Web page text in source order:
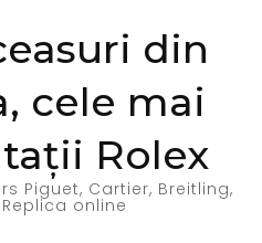
din
cele mai
Rolex
Piguet, Cartier, Breitling,
online